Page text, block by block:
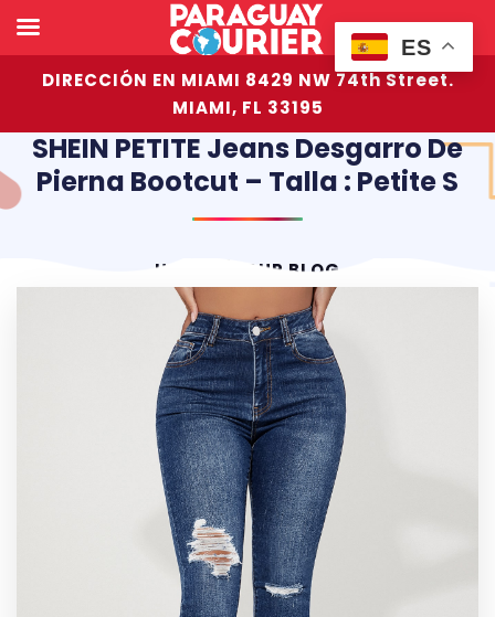
DIRECCIÓN EN MIAMI 8429 NW 74th Street.
MIAMI, FL 33195
SHEIN PETITE Jeans Desgarro De
Pierna Bootcut – Talla : Petite S
HOME OUR BLOG
ES